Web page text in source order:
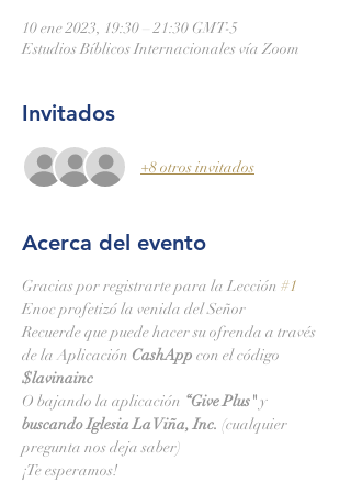
10 ene 2023, 19:30 – 21:30 GMT-5
Estudios Bíblicos Internacionales vía Zoom
Invitados
+8 otros invitados
Acerca del evento
Gracias por registrarte para la Lección #1
Enoc profetizó la venida del Señor
Recuerde que puede hacer su ofrenda a través
de la Aplicación CashApp con el código
$lavinainc
O bajando la aplicación “Give Plus" y
buscando Iglesia La Viña, Inc. (cualquier
pregunta nos deja saber)
¡Te esperamos!